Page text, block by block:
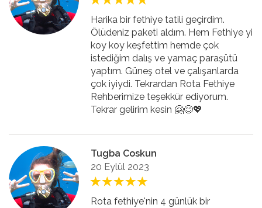
Harika bir fethiye tatili geçirdim.
Ölüdeniz paketi aldım. Hem Fethiye yi
koy koy keşfettim hemde çok
istediğim dalış ve yamaç paraşütü
yaptım. Güneş otel ve çalışanlarda
çok iyiydi. Tekrardan Rota Fethiye
Rehberimize teşekkür ediyorum.
Tekrar gelirim kesin 🤗😊💖
Tugba Coskun
20 Eylül 2023
Rota fethiye'nin 4 günlük bir